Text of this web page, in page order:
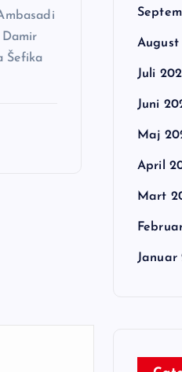
Šefika
August
Juli
Juni
Maj
April
Mart
Januar